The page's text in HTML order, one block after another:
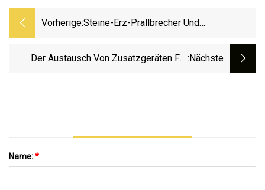
Vorherige:Steine-Erz-Prallbrecher Und
Sandherstellungspreis
Der Austausch Von Zusatzgeräten Für :nächste
Name:*